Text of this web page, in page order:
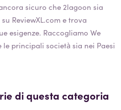
sicuro che2lagoon sia
ReviewXL.com e trova
esigenze. Raccogliamo We
le principali società sia nei Paesi
di questa categoria